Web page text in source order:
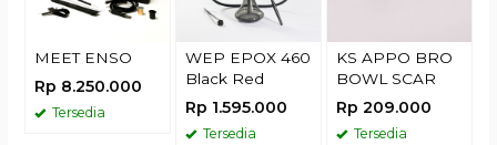
MEET ENSO
Rp 8.250.000
Tersedia
WEP EPOX 460
Black Red
Rp 1.595.000
Tersedia
KS APPO BRO
BOWL SCAR
Rp 209.000
Tersedia